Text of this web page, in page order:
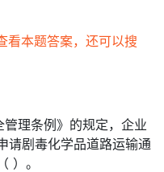
看本题答案，还可以搜
理条例》的规定，企业
请剧毒化学品道路运输通
）。